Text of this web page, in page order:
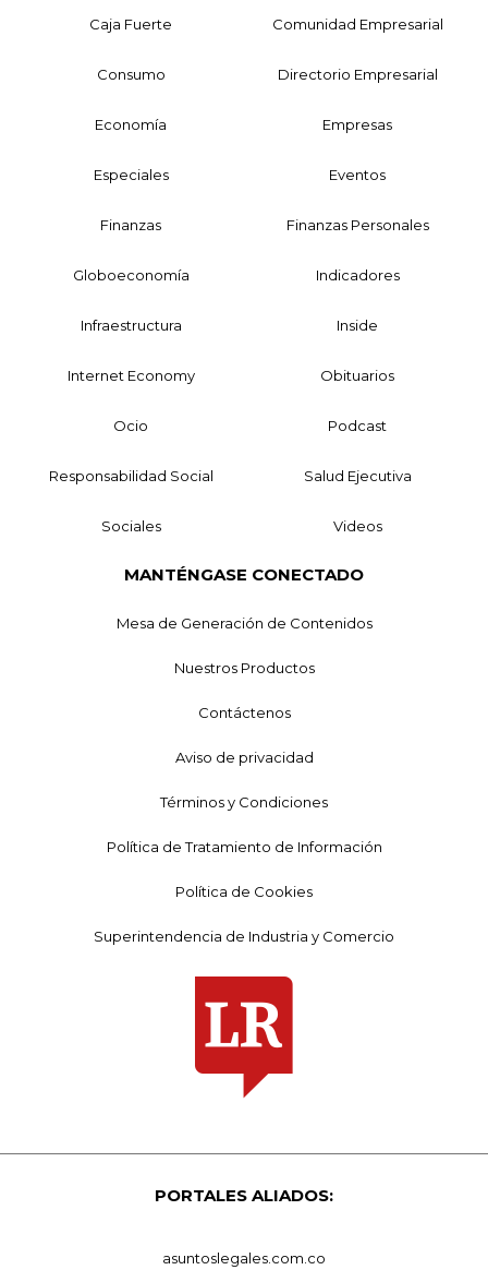
Caja Fuerte Comunidad Empresarial
Consumo Directorio Empresarial
Economía Empresas
Especiales Eventos
Finanzas Finanzas Personales
Globoeconomía Indicadores
Infraestructura Inside
Internet Economy Obituarios
Ocio Podcast
Responsabilidad Social Salud Ejecutiva
Sociales Videos
MANTÉNGASE CONECTADO
Mesa de Generación de Contenidos
Nuestros Productos
Contáctenos
Aviso de privacidad
Términos y Condiciones
Política de Tratamiento de Información
Política de Cookies
Superintendencia de Industria y Comercio
PORTALES ALIADOS:
asuntoslegales.com.co